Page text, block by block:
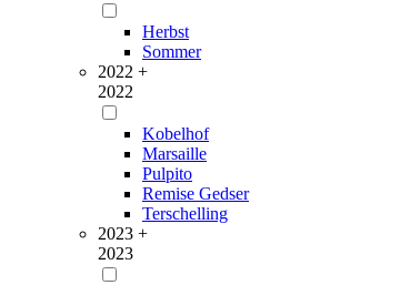
Herbst
Sommer
2022 +
2022
Kobelhof
Marsaille
Pulpito
Remise Gedser
Terschelling
2023 +
2023